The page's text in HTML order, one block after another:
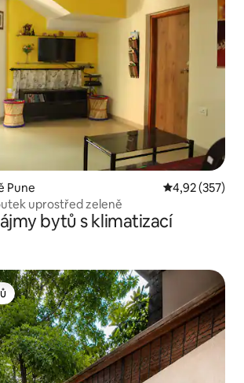
Pune Průměrné
4,92 (357)
uprostřed zeleně
bytů s klimatizací